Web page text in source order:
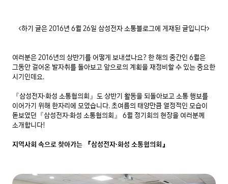
<하기 글은 2016년 6월 26일 삼성전자 소통블로그에 게재된 글입니다>
여러분은 2016년의 상반기를 어떻게 보내셨나요? 한 해의 중간인 6월은
그동안 걸어온 발자취를 돌아보고 앞으로의 계획을 재정비할 수 있는 중요한
시기인데요.
『삼성전자·화성 소통협의회』도 상반기 활동을 되돌아보고 소통 행보를
이어가기 위해 한자리에 모였습니다. 초여름의 태양만큼 열정적인 모습이
돋보였던『삼성전자·화성 소통협의회』 6월 정기회의 현장을 여러분께
소개합니다!
지역사회 속으로 찾아가는 『삼성전자·화성 소통협의회』